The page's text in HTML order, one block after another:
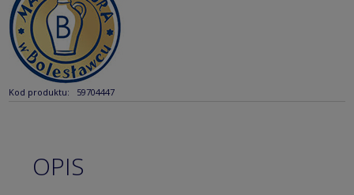
Kod produktu: 59704447
OPIS